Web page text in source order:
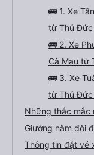
🚌 1. Xe
từ Thủ
🚌 2. Xe
Cà Mau từ
🚌 3. Xe
từ Thủ
Những thắc mắc
Giường nằm đôi
Thông tin đặt vé